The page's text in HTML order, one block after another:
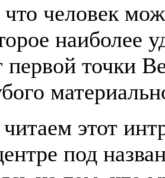
что человек
наиболее
первой точки
этот
под